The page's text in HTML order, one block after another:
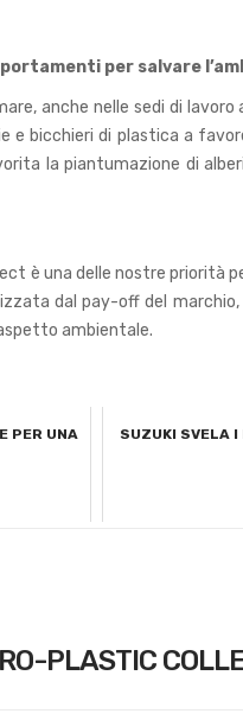
per salvare
anche nelle sedi di
e bicchieri di plastica a
la piantumazione di
è una delle nostre priorità
dal pay-off del marchio,
ambientale.
PER UNA
SUZUKI SVELA I
PLASTIC